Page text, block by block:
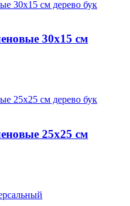
30х15 см
25х25 см